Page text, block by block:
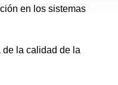
en los sistemas
de la calidad de la